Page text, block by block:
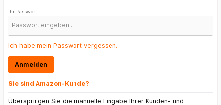
Ihr Passwort
Ich habe mein Passwort vergessen.
Anmelden
Sie sind Amazon-Kunde?
Überspringen Sie die manuelle Eingabe Ihrer Kunden- und